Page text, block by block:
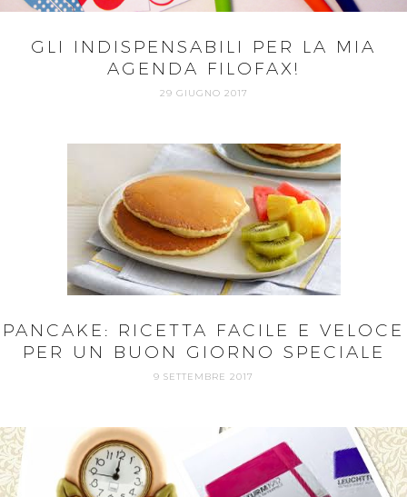
GLI INDISPENSABILI PER LA MIA
AGENDA FILOFAX!
29 GIUGNO 2017
PANCAKE: RICETTA FACILE E VELOCE
PER UN BUON GIORNO SPECIALE
9 SETTEMBRE 2017